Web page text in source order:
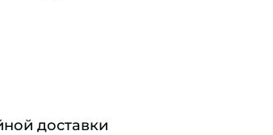
доставки